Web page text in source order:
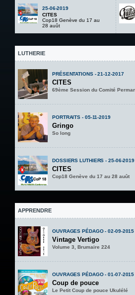
25-06-2019
CITES
Cop18 Genève du 17 au
28 auût
LUTHERIE
PRÉSENTATIONS - 21-12-2017
CITES
69ème Session du Comité
PORTRAITS - 05-11-2019
Gringo
So long
DOSSIERS LUTHIERS - 25-06-2019
CITES
Cop18 Genève du 17 au 28 auût
APPRENDRE
OUVRAGES PÉDAGO - 02-09-2015
Vintage Vertigo
Volume 3, Brumaire 224
OUVRAGES PÉDAGO - 01-07-2015
Coup de pouce
Le Petit Coup de pouce Ukulélé